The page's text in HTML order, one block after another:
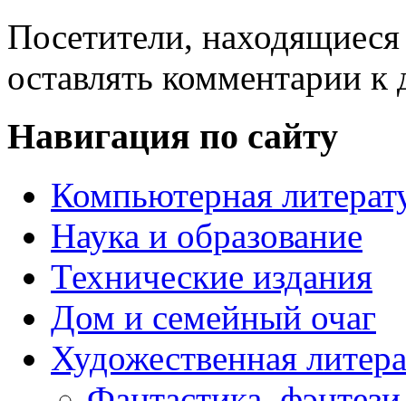
Посетители,
оставлять комментарии к
Навигация по сайту
Компьютерная
Наука и образование
Технические издания
Дом и семейный очаг
Художественная